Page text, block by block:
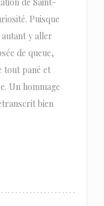
de Saint-
Puisque
autant y aller
de queue,
tout pané et
Un hommage
bien